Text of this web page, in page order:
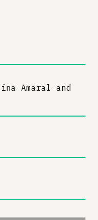
Amaral and